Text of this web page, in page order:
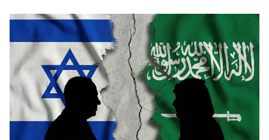
במפרץ עלולות להיאלץ לעצור את הפקת הנפט והגז עקב
התמלאות מאגרי האחסון. ייתכן כי הלחץ המרכזי לעצירת
המלחמה לא יגיע מיבואניות האנרגיה במערב או באסיה, אלא
דווקא מיצואניות האנרגיה במזרח התיכון.